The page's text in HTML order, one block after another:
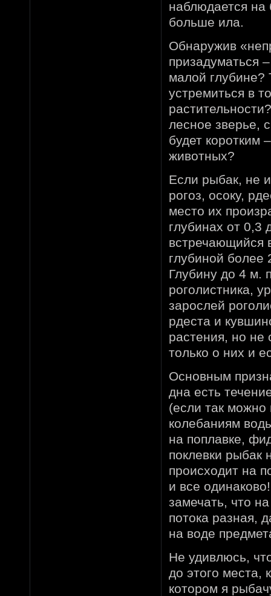
наблюдается на
больше ила.
Обнаружив
призадуматься
малой глубине?
устремиться в
лесное зверье,
будет
животных?
Если рыбак, не
рогоз, осоку,
место их
глубинах от 0,3
встречающийся
глубиной более
Глубину до 4 м.
роголистника,
зарослей
рдеста и
растения, но не
только о них и
Основным
дна есть
(если так можно
колебаниям
на поплавке,
поклевки рыбак
происходит на
и все
замечать, что
потока разная,
на воде
Не удивлюсь,
до этого места,
котором я